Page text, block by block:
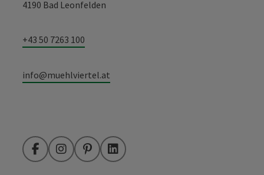
4190 Bad Leonfelden
+43 50 7263 100
info@muehlviertel.at
FacebookInstagramPinterestLinkedIn